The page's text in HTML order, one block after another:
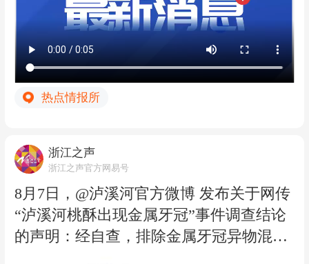
阵风7-9级，夜里9-11级，明天继续增强到
9-12级，局部12-14级。明天下午起沿海地
区有大雨暴雨局部大暴雨。
根据《浙江省防汛防台抗旱应急预案》和
第13号台风“白海豚”防御工作方案，经研
风应急响应提升至Ⅲ级。请各地各部门密
切关注台风发展变化，高效运行“1833”联
合指挥体系，进一步做好监测预警预报、
风险研判和管控、人员避险转移、社会面
宣传引导等各项工作，切实保障人民群众
热点情报所
浙江之声
浙江之声官方网易号
8月7日，@泸溪河官方微博 发布关于网传
“泸溪河桃酥出现金属牙冠”事件调查结论
的声明：经自查，排除金属牙冠异物混入